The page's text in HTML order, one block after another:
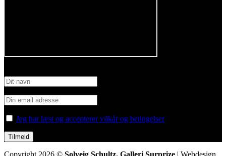
Jeg har læst og accepterer vilkår og betingelser